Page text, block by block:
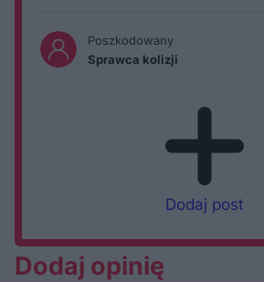
Poszkodowany
Sprawca kolizji
Dodaj post
Dodaj opinię